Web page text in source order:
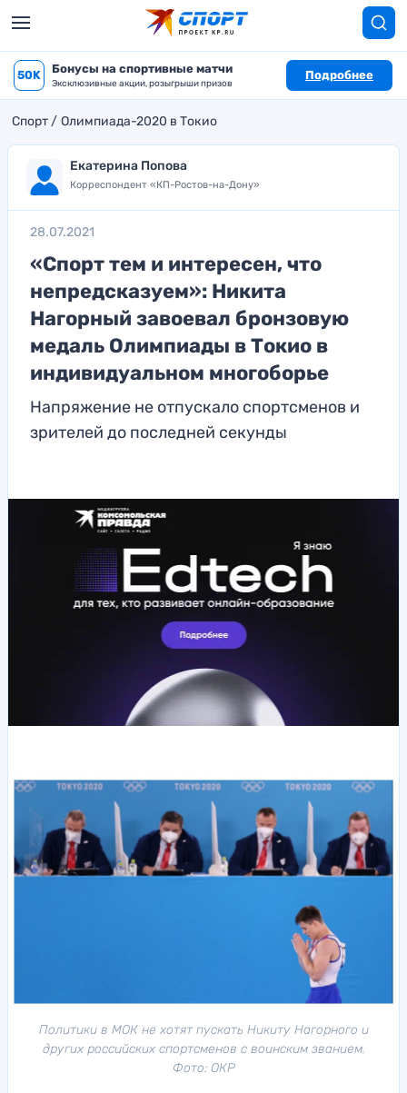
50K Бонусы на спортивные матчи
Эксклюзивные акции, розыгрыши призов
Подробнее
Спорт Олимпиада-2020 в Токио
Екатерина Попова
Корреспондент «КП-Ростов-на-Дону»
28.07.2021
«Спорт тем и интересен, что
непредсказуем»: Никита
Нагорный завоевал бронзовую
медаль Олимпиады в Токио в
индивидуальном многоборье
Напряжение не отпускало спортсменов и
зрителей до последней секунды
Политики в МОК не хотят пускать Никиту Нагорного и
других российских спортсменов с воинским званием.
Фото: ОКР